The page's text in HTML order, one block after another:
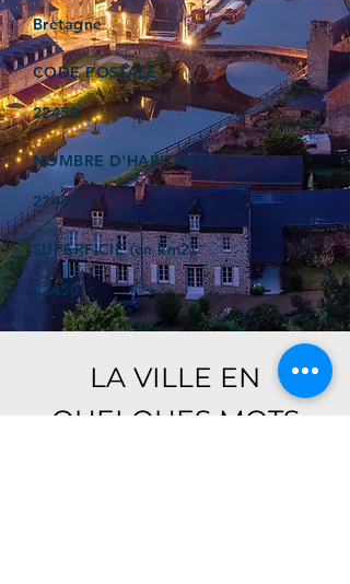
Bretagne
CODE POSTALE
22450
NOMBRE D'HABITANTS
22450
SUPERFICIE (en km2)
22450
LA VILLE EN
QUELQUES MOTS